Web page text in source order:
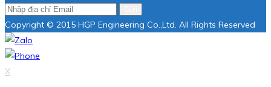
Copyright © 2015 HGP Engineering Co.,Ltd. All Rights Reserved
X